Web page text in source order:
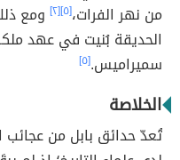
من نهر الفرات،[٥] [٢]
ومع
الحديقة بُنيت في عهد
سميراميس.[٥]
الخلاصة
تُعدّ حدائق بابل من عجائب